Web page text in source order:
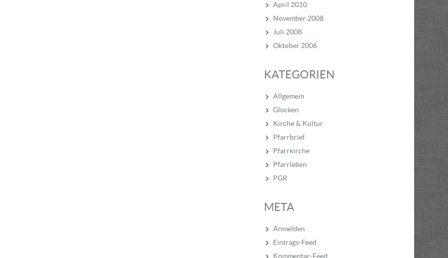
April 2010
November 2008
Juli 2008
Oktober 2006
KATEGORIEN
Allgemein
Glocken
Kirche & Kultur
Pfarrbrief
Pfarrkirche
Pfarrleben
PGR
META
Anmelden
Eintrags-Feed
Kommentar-Feed